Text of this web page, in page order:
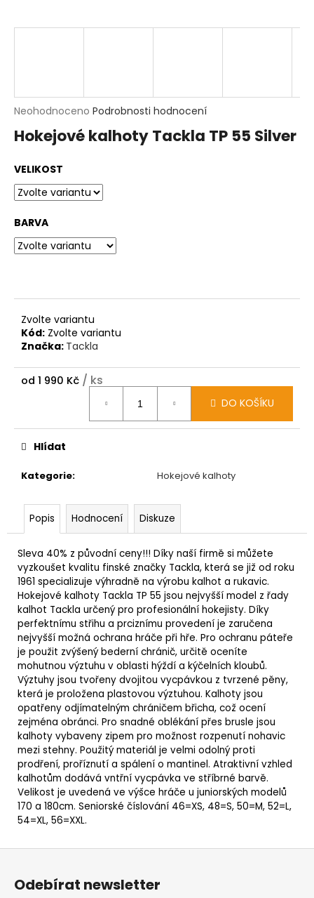
Průměrné
produktu
0,0
z
5
hvězdiček.
Neohodnoceno Podrobnosti hodnocení
Hokejové kalhoty Tackla TP 55 Silver
VELIKOST
BARVA
Zvolte variantu
Kód: Zvolte variantu
Značka: Tackla
od 1 990 Kč / ks
DO KOŠÍKU
Kategorie: Hokejové kalhoty
Hlídat
Popis Hodnocení Diskuze
Sleva 40% z původní ceny!!! Díky naší firmě si můžete
vyzkoušet kvalitu finské značky Tackla, která se již od roku
1961 specializuje výhradně na výrobu kalhot a rukavic.
Hokejové kalhoty Tackla TP 55 jsou nejvyšší model z řady
kalhot Tackla určený pro profesionální hokejisty. Díky
perfektnímu střihu a prciznímu provedení je zaručena
nejvyšší možná ochrana hráče při hře. Pro ochranu páteře
je použit zvýšený bederní chránič, určitě oceníte
mohutnou výztuhu v oblasti hýždí a kýčelních kloubů.
Výztuhy jsou tvořeny dvojitou vycpávkou z tvrzené pěny,
která je proložena plastovou výztuhou. Kalhoty jsou
opatřeny odjímatelným chráničem břicha, což ocení
zejména obránci. Pro snadné oblékání přes brusle jsou
kalhoty vybaveny zipem pro možnost rozpenutí nohavic
mezi stehny. Použitý materiál je velmi odolný proti
prodření, proříznutí a spálení o mantinel. Atraktivní vzhled
kalhotům dodává vntřní vycpávka ve stříbrné barvě.
Velikost je uvedená ve výšce hráče u juniorských modelů
170 a 180cm. Seniorské číslování 46=XS, 48=S, 50=M, 52=L,
54=XL, 56=XXL.
D
o
p
o
u
č
u
e
m
e
Z
Odebírat newsletter